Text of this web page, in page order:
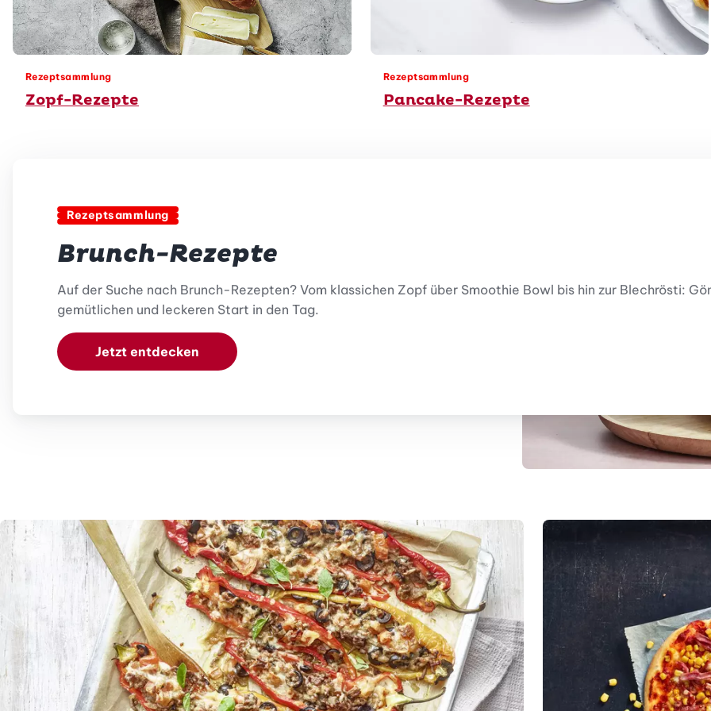
Rezeptsammlung
Zopf-Rezepte
Rezeptsammlung
Pancake-Rezepte
Rezeptsammlung
Brunch-Rezepte
Auf der Suche nach Brunch-Rezepten? Vom klassichen Zopf über Smoothie Bowl bis hin zur Blechrösti:
gemütlichen und leckeren Start in den Tag.
Jetzt entdecken